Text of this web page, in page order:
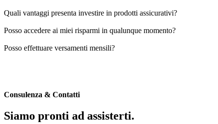
Quali vantaggi presenta investire in prodotti assicurativi?
Posso accedere ai miei risparmi in qualunque momento?
Posso effettuare versamenti mensili?
Consulenza & Contatti
Siamo pronti ad assisterti.